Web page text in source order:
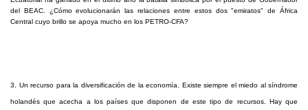
del BEAC. ¿Cómo evolucionarán las relaciones entre estos dos "emiratos" de África
Central cuyo brillo se apoya mucho en los PETRO-CFA?
3. Un recurso para la diversificación de la economía. Existe siempre el miedo al síndrome
holandés que acecha a los países que disponen de este tipo de recursos. Hay que